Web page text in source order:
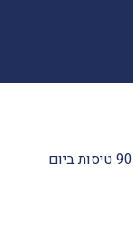
ישראייר רשמה שיא של 90 טיסות ביום